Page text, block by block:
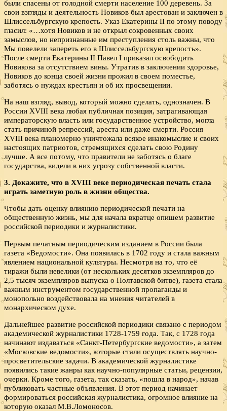
были спасены от голодной смерти население 100 деревень. За
свои взгляды и деятельность Новиков был арестован и заключен в
Шлиссельбургскую крепость. Указ Екатерины II по этому поводу
гласил: «…хотя Новиков и не открыл сокровенных своих
замыслов, но непризнанные им преступления столь важны, что
Мы повелели запереть его в Шлиссельбургскую крепость».
После смерти Екатерины II Павел I приказал освободить
Новикова за отсутствием вины. Утратив в заключении здоровье,
Новиков до конца своей жизни прожил в своем поместье,
заботясь о нуждах крестьян и об их просвещении.
На наш взгляд, вывод, который можно сделать, однозначен. В
России XVIII века любая публичная позиция, затрагивающая
императорскую власть или государственное устройство, могла
стать причиной репрессий, ареста или даже смерти. Россия
XVIII века планомерно уничтожала всякое инакомыслие и своих
настоящих патриотов, стремящихся сделать свою Родину
лучше. А все потому, что правители не заботясь о благе
государства, видели в них угрозу собственной власти.
3. Докажите, что в XVIII веке периодическая печать стала
играть заметную роль в жизни общества.
Чтобы дать оценку влиянию периодической печати на
общественную жизнь, мы для начала вкратце опишем развитие
российской периодики и журналистики.
Первым печатным периодическим изданием в России была
газета «Ведомости». Она появилась в 1702 году и стала важным
явлением национальной культуры. Несмотря на то, что её
тиражи были невелики (от нескольких десятков экземпляров до
2,5 тысяч экземпляров выпуска о Полтавской битве), газета стала
важным инструментом государственной пропаганды и
монопольно воздействовала на мнения читателей в
монархическом духе.
Дальнейшее развитие российской периодики связано с периодом
академической журналистики 1728-1759 года. Так, с 1728 года
начинают издаваться «Санкт-Петербургские ведомости», а затем
«Московские ведомости», которые стали осуществлять научно-
просветительские задачи. В академической журналистике
появились такие жанры как научно-популярные статьи, рецензии,
очерки. Кроме того, газета, так сказать, «пошла в народ», начав
публиковать частные объявления. В этот период начинает
формироваться российская журналистика, огромное влияние на
которую оказал М.В.Ломоносов.